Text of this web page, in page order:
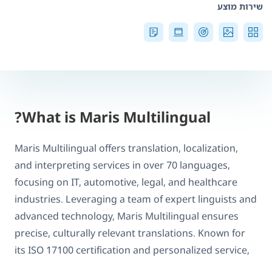
שירות מוצע
What is Maris Multilingual?
Maris Multilingual offers translation, localization,
and interpreting services in over 70 languages,
focusing on IT, automotive, legal, and healthcare
industries. Leveraging a team of expert linguists and
advanced technology, Maris Multilingual ensures
precise, culturally relevant translations. Known for
its ISO 17100 certification and personalized service,